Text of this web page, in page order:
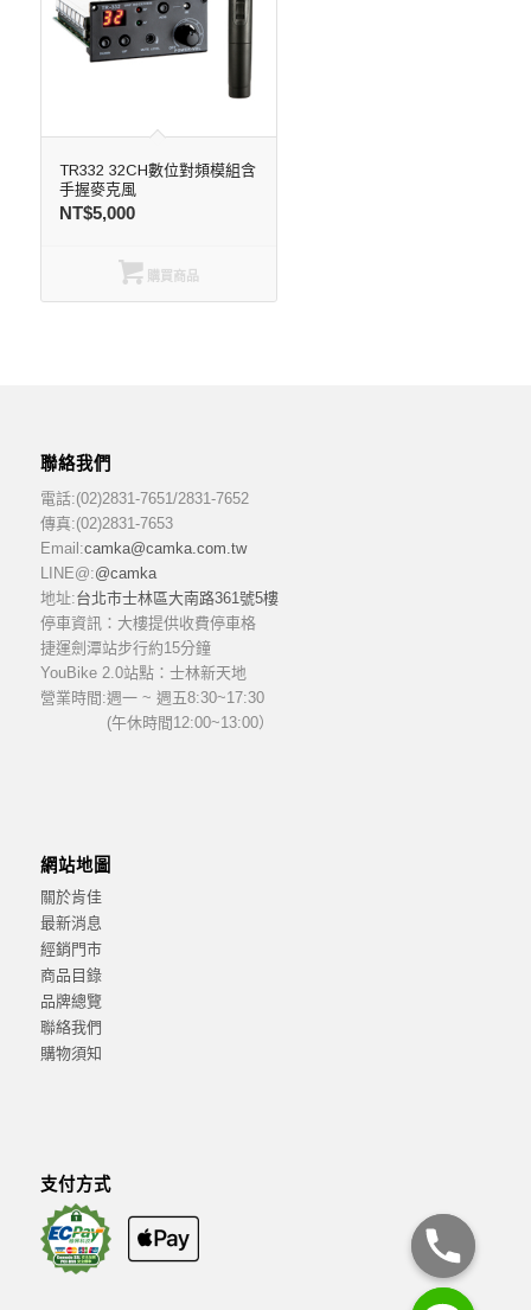
TR332 32CH數位對頻模組含
手握麥克風
NT$5,000
購買商品
聯絡我們
電話:(02)2831-7651/2831-7652
傳真:(02)2831-7653
Email:camka@camka.com.tw
LINE@:@camka
地址:台北市士林區大南路361號5樓
停車資訊：大樓提供收費停車格
捷運劍潭站步行約15分鐘
YouBike 2.0站點：士林新天地
營業時間:週一 ~ 週五8:30~17:30
(午休時間12:00~13:00）
網站地圖
關於肯佳
最新消息
經銷門市
商品目錄
品牌總覽
聯絡我們
購物須知
支付方式